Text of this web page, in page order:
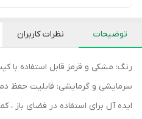
توضیحات نظرات کاربران
رنگ: مشکی و قرمز قابل استفاده با
سرمایشی و گرمایشی: قابلیت حفظ
ایده آل برای استفاده در فضای باز ،